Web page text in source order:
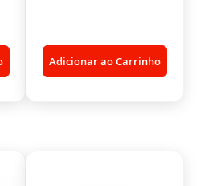
Adicionar ao Carrinho